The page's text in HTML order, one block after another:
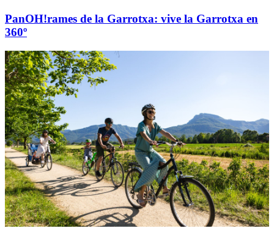
PanOH!rames de la Garrotxa: vive la Garrotxa en
360º